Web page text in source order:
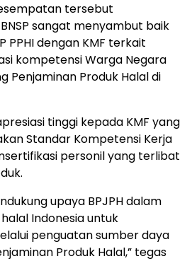
tersebut
sangat menyambut baik
PPHI dengan KMF terkait
kompetensi Warga Negara
Penjaminan Produk Halal di
tinggi kepada KMF yang
Standar Kompetensi Kerja
personil yang terlibat
upaya BPJPH dalam
Indonesia untuk
penguatan sumber daya
Produk Halal,” tegas